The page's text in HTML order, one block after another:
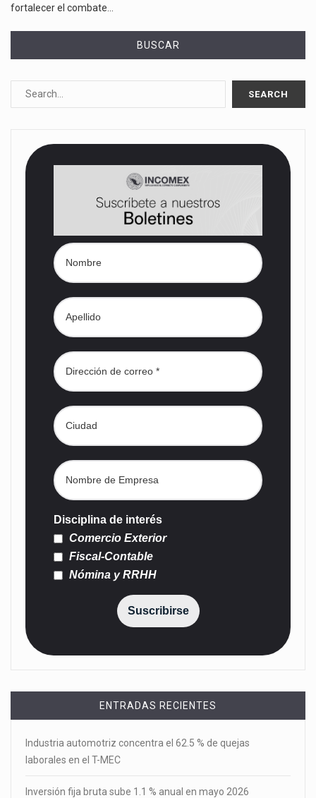
fortalecer el combate…
BUSCAR
Disciplina de interés
Comercio Exterior
Fiscal-Contable
Nómina y RRHH
Suscribirse
ENTRADAS RECIENTES
Industria automotriz concentra el 62.5 % de quejas
laborales en el T-MEC
Inversión fija bruta sube 1.1 % anual en mayo 2026